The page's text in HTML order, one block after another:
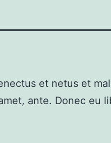
et netus et
ante. Donec eu